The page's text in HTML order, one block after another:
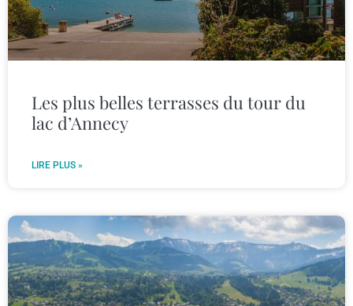
Les plus belles terrasses du tour du
lac d’Annecy
LIRE PLUS »